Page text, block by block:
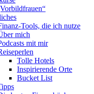
Tools, die ich nutze
mich
mit mir
Tolle Hotels
Inspirierende Orte
Bucket List